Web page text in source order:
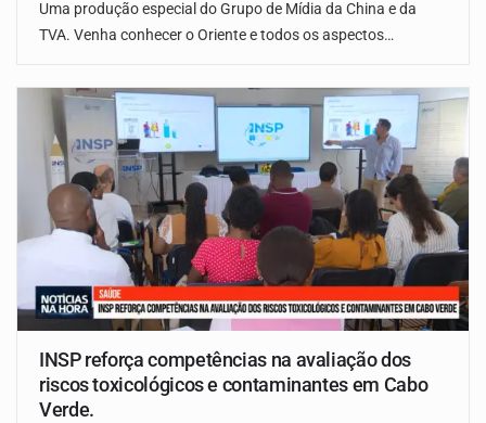
Uma produção especial do Grupo de Mídia da China e da
TVA. Venha conhecer o Oriente e todos os aspectos…
INSP reforça competências na avaliação dos
riscos toxicológicos e contaminantes em Cabo
Verde.